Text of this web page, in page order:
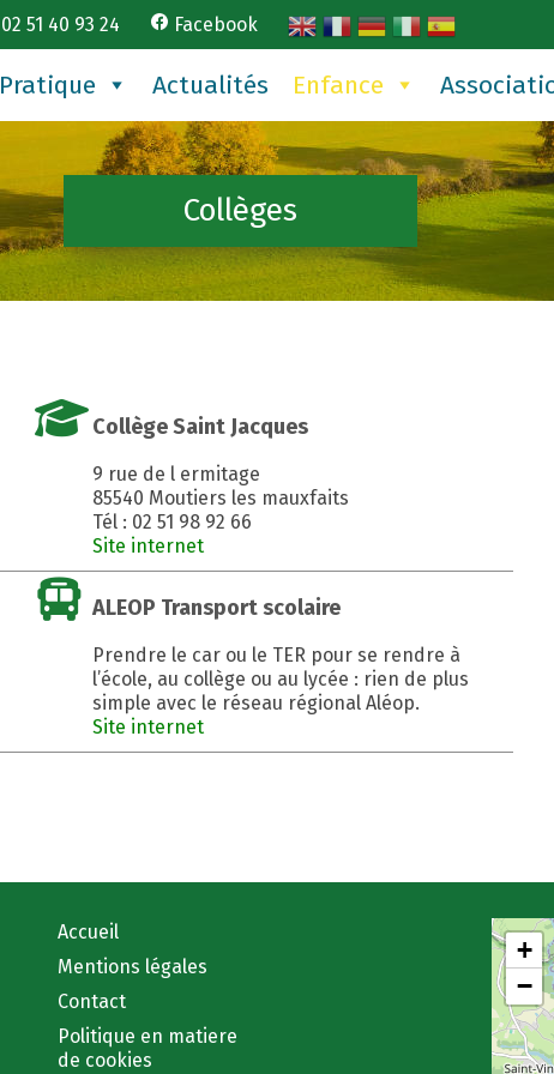
02 51 40 93 24 Facebook
Pratique Actualités Enfance
Collèges
Collège Saint Jacques
9 rue de l ermitage
85540 Moutiers les mauxfaits
Tél : 02 51 98 92 66
Site internet
ALEOP Transport scolaire
Prendre le car ou le TER pour se rendre à
l’école, au collège ou au lycée : rien de plus
simple avec le réseau régional Aléop.
Site internet
Accueil
Mentions légales
Contact
Politique en matiere
de cookies
+
−